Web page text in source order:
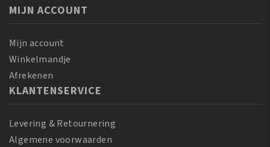
Pudding
425
aantal
355
MIJN ACCOUNT
Mijn account
Winkelmandje
Afrekenen
KLANTENSERVICE
Levering & Retournering
Algemene voorwaarden